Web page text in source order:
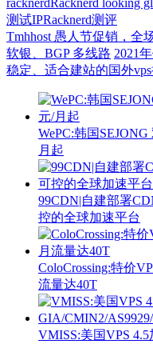
racknerdRacknerd looking
测试IPRacknerd测评
Tmhhost 愚人节促销，全
软银、BGP 多线路 2021
稳定、适合建站的国外
WePC:韩国
月起
99CDN|自建部署
控的全球加速平台
ColoCrossing:特价
流量达40T
VMISS:美国VPS